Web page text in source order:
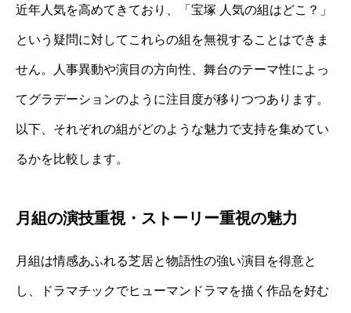
近年人気を高めてきており、「宝塚 人気の組はどこ？」
という疑問に対してこれらの組を無視することはできま
せん。人事異動や演目の方向性、舞台のテーマ性によっ
てグラデーションのように注目度が移りつつあります。
以下、それぞれの組がどのような魅力で支持を集めてい
るかを比較します。
月組の演技重視・ストーリー重視の魅力
月組は情感あふれる芝居と物語性の強い演目を得意と
し、ドラマチックでヒューマンドラマを描く作品を好む